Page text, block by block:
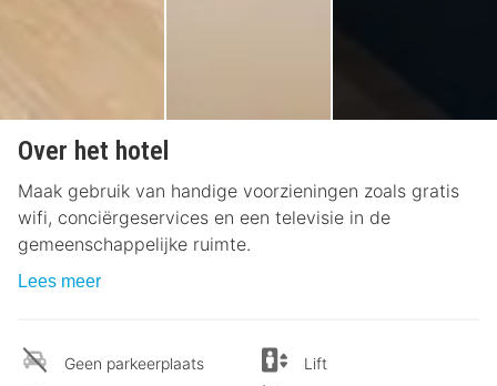
Over het hotel
Maak gebruik van handige voorzieningen zoals gratis
wifi, conciërgeservices en een televisie in de
gemeenschappelijke ruimte.
Lees meer
Geen parkeerplaats
Lift